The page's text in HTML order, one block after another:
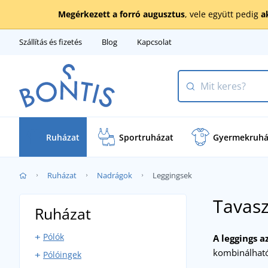
Megérkezett a forró augusztus, vele együtt pedig
Szállítás és fizetés Blog Kapcsolat
Ruházat Sportruházat
Ruházat Nadrágok Leggingsek
A leggings
Ruházat
Pólók
Rövid ujjú pólók
Pólóingek